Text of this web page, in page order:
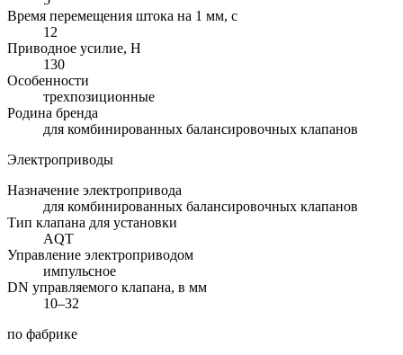
Время перемещения штока на 1 мм, с
12
Приводное усилие, Н
130
Особенности
трехпозиционные
Родина бренда
для комбинированных балансировочных клапанов
Электроприводы
Назначение электропривода
для комбинированных балансировочных клапанов
Тип клапана для установки
AQT
Управление электроприводом
импульсное
DN управляемого клапана, в мм
10–32
по фабрике